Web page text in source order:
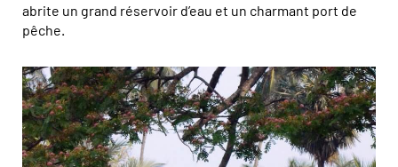
abrite un grand réservoir d’eau et un charmant port de
pêche.